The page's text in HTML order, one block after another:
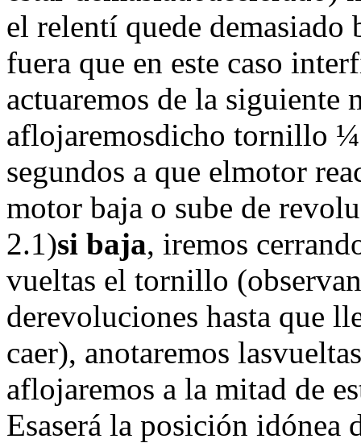
el relentí quede demasiado
fuera que en este caso
actuaremos de la siguiente
aflojaremosdicho tornillo ¼
segundos a que elmotor
motor baja o sube de
2.1)si baja, iremos
vueltas el tornillo
derevoluciones hasta que
caer), anotaremos
aflojaremos a la mitad de
Esaserá la posición